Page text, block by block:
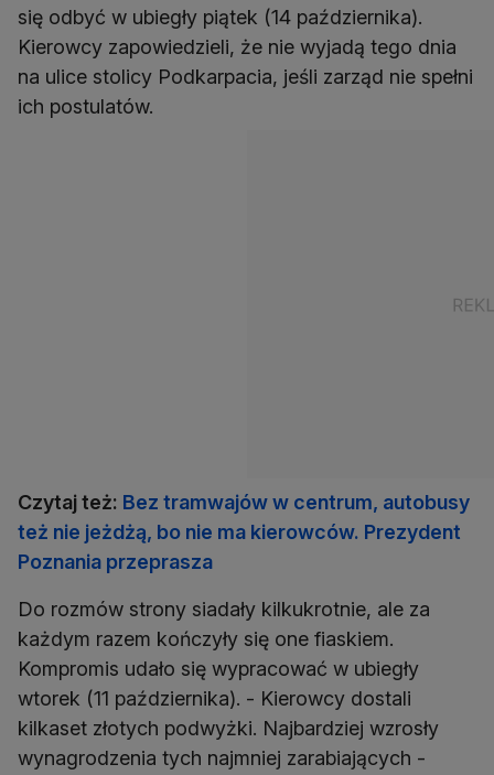
się odbyć w ubiegły piątek (14 października).
Kierowcy zapowiedzieli, że nie wyjadą tego dnia
na ulice stolicy Podkarpacia, jeśli zarząd nie spełni
ich postulatów.
Czytaj też: Bez tramwajów w centrum, autobusy
też nie jeżdżą, bo nie ma kierowców. Prezydent
Poznania przeprasza
Do rozmów strony siadały kilkukrotnie, ale za
każdym razem kończyły się one fiaskiem.
Kompromis udało się wypracować w ubiegły
wtorek (11 października). - Kierowcy dostali
kilkaset złotych podwyżki. Najbardziej wzrosły
wynagrodzenia tych najmniej zarabiających -